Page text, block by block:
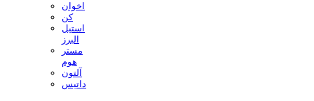
اخوان
کن
استیل
البرز
مستر
هوم
آلتون
داتیس